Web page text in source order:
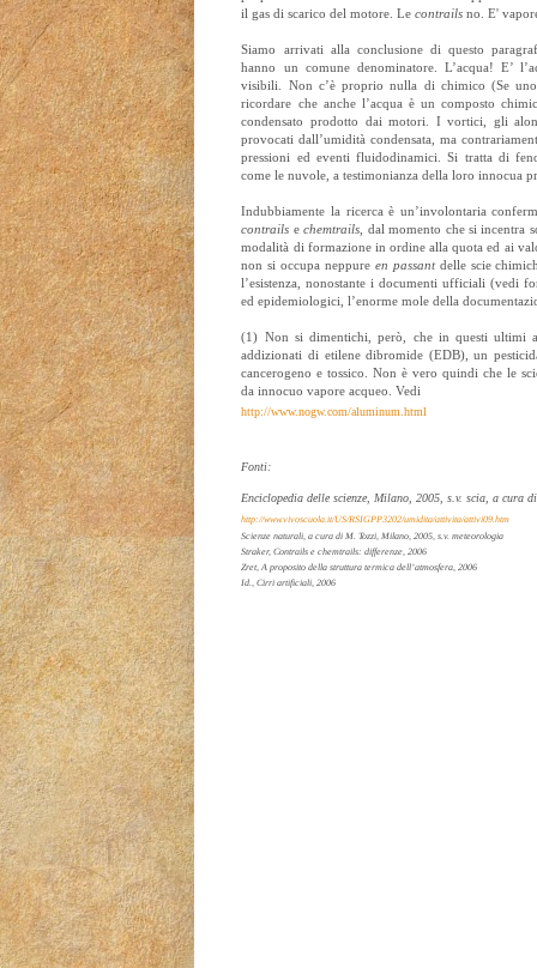
il gas di scarico del motore. Lecontrails no. E'
Siamo arrivati alla conclusione di questo
hanno un comune denominatore. L’acqua! E’
visibili. Non c’è proprio nulla di chimico (Se uno
ricordare che anche l’acqua è un composto
condensato prodotto dai motori. I vortici, gli
provocati dall’umidità condensata, ma
pressioni ed eventi fluidodinamici. Si tratta di
come le nuvole, a testimonianza della loro innocua
Indubbiamente la ricerca è un’involontaria
contrails echemtrails , dal momento che si incentra
modalità di formazione in ordine alla quota ed ai
non si occupa neppure en passantdelle scie
l’esistenza, nonostante i documenti ufficiali (vedi
ed epidemiologici, l’enorme mole della
(1) Non si dimentichi, però, che in questi ultimi
addizionati di etilene dibromide (EDB), un
cancerogeno e tossico. Non è vero quindi che le
da innocuo vapore acqueo. Vedi
http://www.nogw.com/aluminum.html
Fonti:
Enciclopedia delle scienze, Milano, 2005, s.v. scia, a cura
http://www.vivoscuola.it/US/RSIGPP3202/umidita/attivita/attivi09.htm
Scienze naturali, a cura di M. Tozzi, Milano, 2005, s.v. meteorologia
Straker, Contrails e chemtrails: differenze, 2006
Zret, A proposito della struttura termica dell’atmosfera, 2006
Id., Cirri artificiali, 2006